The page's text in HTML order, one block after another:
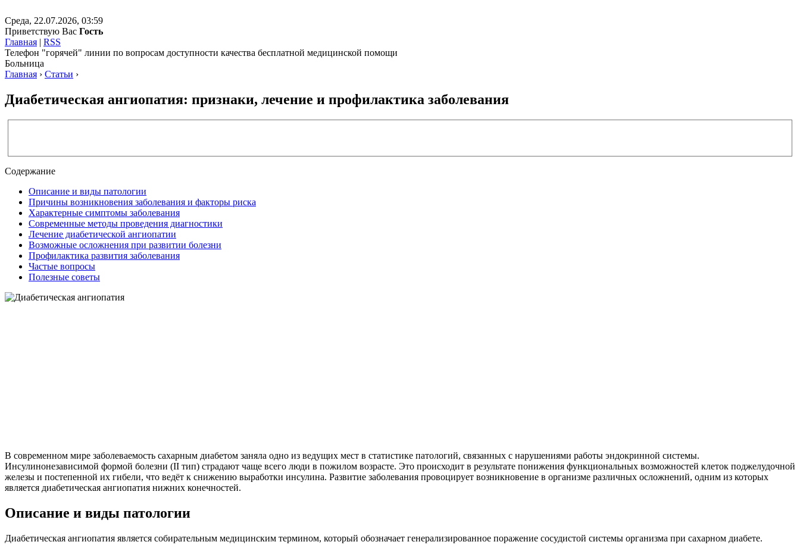
Среда, 22.07.2026, 03:59
Приветствую Вас Гость
Главная | RSS
Телефон "горячей" линии по вопросам доступности качества бесплатной медицинской помощи
Больница
Главная › Статьи ›
Диабетическая ангиопатия: признаки, лечение и профилактика заболевания
Содержание
Описание и виды патологии
Причины возникновения заболевания и факторы риска
Характерные симптомы заболевания
Современные методы проведения диагностики
Лечение диабетической ангиопатии
Возможные осложнения при развитии болезни
Профилактика развития заболевания
Частые вопросы
Полезные советы
В современном мире заболеваемость сахарным диабетом заняла одно из ведущих мест в статистике патологий, связанных с нарушениями работы эндокринной системы.
Инсулинонезависимой формой болезни (II тип) страдают чаще всего люди в пожилом возрасте. Это происходит в результате понижения функциональных возможностей клеток поджелудочной
железы и постепенной их гибели, что ведёт к снижению выработки инсулина. Развитие заболевания провоцирует возникновение в организме различных осложнений, одним из которых
является диабетическая ангиопатия нижних конечностей.
Описание и виды патологии
Диабетическая ангиопатия является собирательным медицинским термином, который обозначает генерализированное поражение сосудистой системы организма при сахарном диабете.